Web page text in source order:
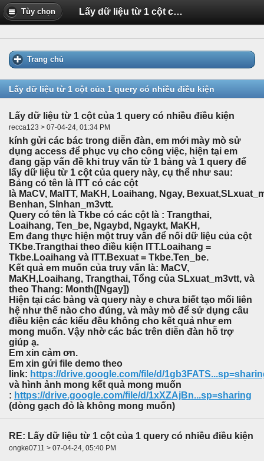
Tùy chọn Lấy dữ liệu từ 1 cột của 1 query có nhiều điều kiện
Trang chủ
Lấy dữ liệu từ 1 cột của 1 query có nhiều điều kiện
Lấy dữ liệu từ 1 cột của 1 query có nhiều điều kiện
recca123 > 07-04-24, 01:34 PM
kính gửi các bác trong diễn đàn, em mới mày mò sử
dụng access để phục vụ cho công việc, hiện tại em
đang gặp vấn đề khi truy vấn từ 1 bảng và 1 query để
lấy dữ liệu từ 1 cột của query này, cụ thể như sau:
Bảng có tên là ITT có các cột
là MaCV, MaITT, MaKH, Loaihang, Ngay,
Benhan, Slnhan_m3vtt.
Query có tên là Tkbe có các cột là : Trangthai,
Loaihang, Ten_be, Ngaybd, Ngaykt, MaKH,
Em đang thực hiện một truy vấn để nối dữ liệu của cột
TKbe.Trangthai theo điều kiện ITT.Loaihang =
Tkbe.Loaihang và ITT.Bexuat = Tkbe.Ten_be.
Kết quả em muốn của truy vấn là: MaCV,
MaKH,Loaihang, Trangthai, Tổng của SLxuat_m3vtt, và
theo Thang: Month([Ngay])
Hiện tại các bảng và query này e chưa biết tạo mối liên
hệ như thế nào cho đúng, và mày mò để sử dụng câu
điều kiện các kiểu đều không cho kết quả như em
mong muốn. Vậy nhờ các bác trên diễn đàn hỗ trợ
giúp ạ.
Em xin cảm ơn.
Em xin gửi file demo theo
link: https://drive.google.com/file/d/
và hình ảnh mong kết quả mong muốn
: https://drive.google.com/file/d/1xXZAjBn...sp=sharing
(dòng gạch đỏ là không mong muốn)
RE: Lấy dữ liệu từ 1 cột của 1 query có nhiều điều kiện
ongke0711 > 07-04-24, 05:40 PM